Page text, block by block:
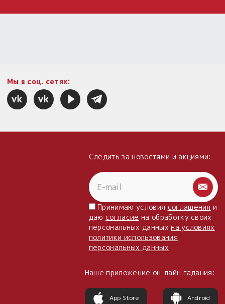
Мы в соц. сетях:
Следить за новостями и акциями:
Принимаю условия соглашения и
даю согласие на обработку своих
персональных данныхна условиях
политики использования
персональных данных
Наше приложение он-лайн гадания:
App Store Android